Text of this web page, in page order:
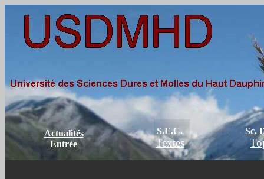
Actualités
Entrée
S.E.C.
Textes
Sc.